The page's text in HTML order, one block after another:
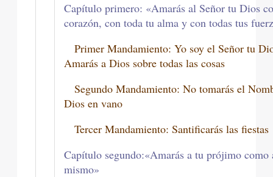
Capítulo primero: «Amarás al Señor tu Dios
corazón, con toda tu alma y con todas tus
Primer Mandamiento: Yo soy el Señor tu
Amarás a Dios sobre todas las cosas
Segundo Mandamiento: No tomarás el
Dios en vano
Tercer Mandamiento: Santificarás las fiestas
Capítulo segundo:«Amarás a tu prójimo como
mismo»